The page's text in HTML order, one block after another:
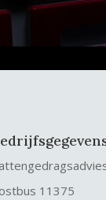
11375